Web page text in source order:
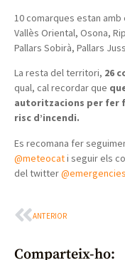
10 comarques estan amb
Vallès Oriental, Osona,
Pallars Sobirà, Pallars
La resta del territori, 26
qual, cal recordar que
autoritzacions per fer
risc d’incendi.
Es recomana fer
@meteocati seguir els
del twitter
ANTERIOR
Comparteix-ho: